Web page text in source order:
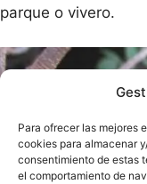
Para ofrecer las mejores
cookies para almacenar
consentimiento de estas
el comportamiento de
parque o vivero.